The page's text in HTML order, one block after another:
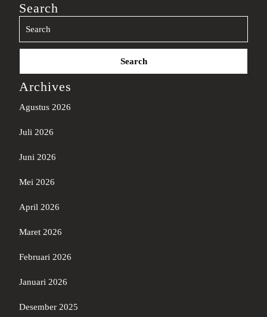
Search
Search
Archives
Agustus 2026
Juli 2026
Juni 2026
Mei 2026
April 2026
Maret 2026
Februari 2026
Januari 2026
Desember 2025